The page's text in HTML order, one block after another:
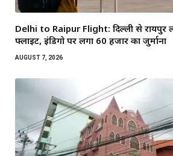
Delhi to Raipur Flight: दिल्ली से रायपुर
फ्लाइट, इंडिगो पर लगा 60 हजार का जुर्माना
AUGUST 7, 2026